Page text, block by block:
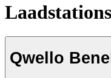
Qwello